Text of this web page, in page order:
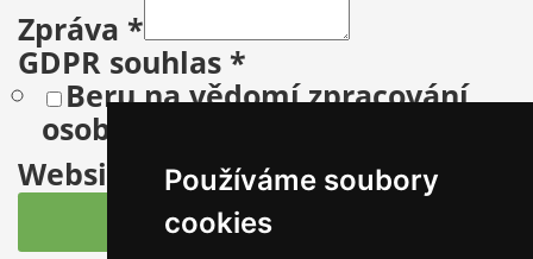
Používáme soubory
cookies
Zpráva *
GDPR souhlas *
Beru na vědomí zpracování
osobních údajů
Website
Odeslat dotaz